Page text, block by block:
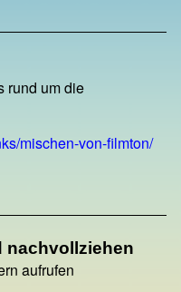
rund um die
mischen-von-filmton/
nachvollziehen
aufrufen